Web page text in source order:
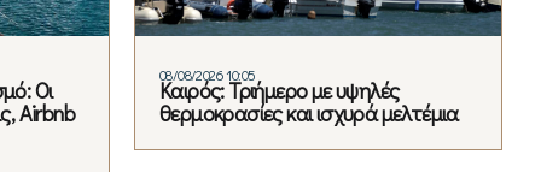
Οι
Airbnb
08/08/2026 10:05
Καιρός: Τριήμερο με υψηλές
θερμοκρασίες και ισχυρά μελτέμια